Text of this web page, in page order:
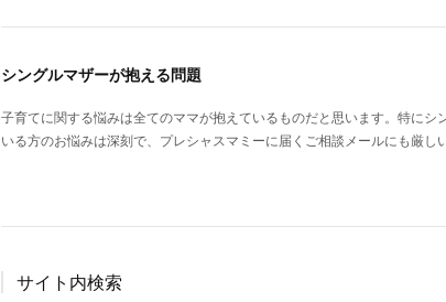
シングルマザーが抱える問題
子育てに関する悩みは全てのママが抱えているものだと思います。特にシ
いる方のお悩みは深刻で、プレシャスマミーに届くご相談メールにも厳
サイト内検索